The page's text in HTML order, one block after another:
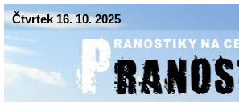
Čtvrtek 16. 10. 2025